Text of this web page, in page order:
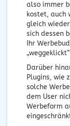
also immer
kostet, auch
gleich
sich dessen
Ihr
Darüber
Plugins, wie
solche
dem User
Werbeform